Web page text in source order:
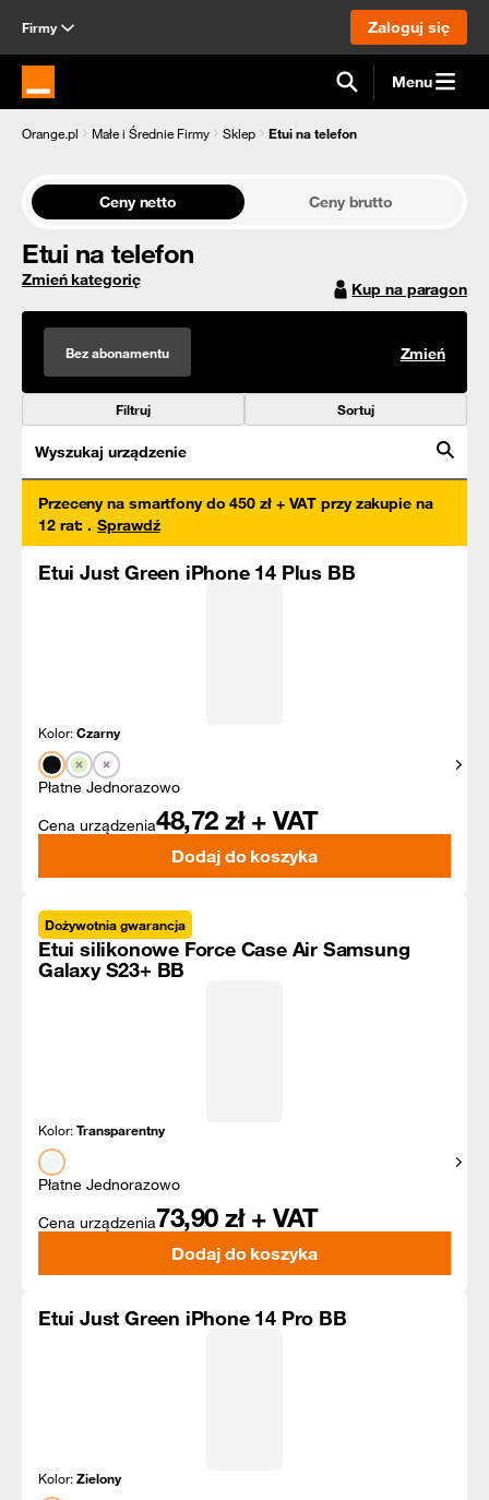
Firmy Zaloguj się
Strona główna Orange.pl Menu
Orange.pl Małe i Średnie Firmy Sklep Etui na telefon
Ceny netto Ceny brutto
Etui na telefon
Zmień kategorię Kup na paragon
Bez abonamentu Zmień
Filtruj Sortuj
Wyszukaj urządzenie
Przeceny na smartfony do 450 zł + VAT przy zakupie na
12 rat: . Sprawdź
Etui Just Green iPhone 14 Plus BB
Kolor:Czarny
Płatne Jednorazowo
Cena urządzenia48,72 zł + VAT
Dodaj do koszyka
Dożywotnia gwarancja
Etui silikonowe Force Case Air Samsung
Galaxy S23+ BB
Kolor:Transparentny
Płatne Jednorazowo
Cena urządzenia73,90 zł + VAT
Dodaj do koszyka
Etui Just Green iPhone 14 Pro BB
Kolor:Zielony